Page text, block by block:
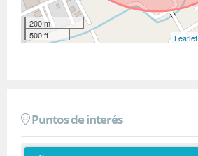
200 m
500 ft
Leaflet
Puntos de interés